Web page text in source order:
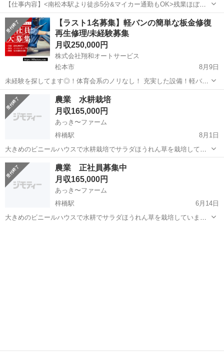
【仕事内容】<南松本駅より徒歩5分&マイカー通勤もOK>残業ほぼな
し 定年65歳&再雇用あり クリニック併設で安心 JR篠ノ井線「南松本
駅」より徒歩5分とアクセス抜群!マイカー通勤も可能で通勤らくらく
残業は月平均5時間程度とほぼ...
正社員
【ラスト1名募集】軽バンの簡単な板金修復
再生修理/未経験募集
月収250,000円
株式会社翔和オートサービス
松本市
8月9日
未経験を探してます◎！体育会系のノリなし！ 充実した設備！軽バン
の板金加工スタッフ募集＊ 事前にまずは会社見学からでも、お気軽に
お越しください♪ ものづくりが好きな方を待っています！優しい社長
や社員のもとで、未...
長野 その他 未経験
農業 水耕栽培
月収165,000円
あっき〜ファーム
梓橋駅
8月1日
大きめのビニールハウスで水耕栽培でサラダほうれん草を栽培してい
ます。 種まき・定植・収穫・出荷調整などをしていただきます。 ほう
れん草は暑さに弱いので、品質の良い状態で出荷する為に、収穫作業
は日が登る前から始め、なるべく早く...
長野 梓橋駅 その他
農業 正社員募集中
月収165,000円
あっき〜ファーム
梓橋駅
6月14日
大きめのビニールハウスで水耕でサラダほうれん草を栽培していま